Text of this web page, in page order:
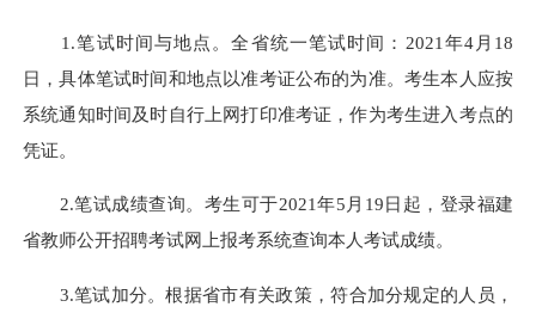
1.笔试时间与地点。全省统一笔试时间：2021年4月18
日，具体笔试时间和地点以准考证公布的为准。考生本人应按
系统通知时间及时自行上网打印准考证，作为考生进入考点的
凭证。
2.笔试成绩查询。考生可于2021年5月19日起，登录福建
省教师公开招聘考试网上报考系统查询本人考试成绩。
3.笔试加分。根据省市有关政策，符合加分规定的人员，